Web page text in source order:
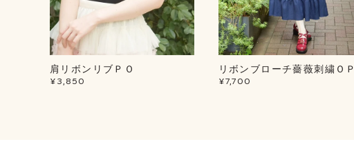
肩リボンリブＰＯ
¥3,850
リボンブローチ薔薇刺繍ＯＰ
¥7,700